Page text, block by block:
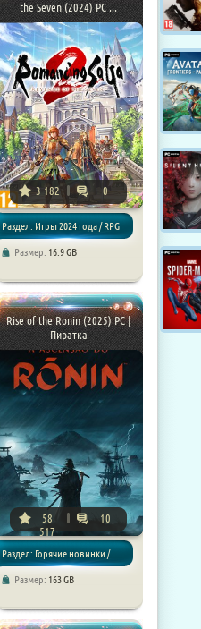
the Seven (2024) PC ...
3 182 0
Раздел: Игры 2024 года / RPG
Размер: 16.9 GB
Rise of the Ronin (2025) PC |
Пиратка
58
517
10
Раздел: Горячие новинки /
Размер: 163 GB